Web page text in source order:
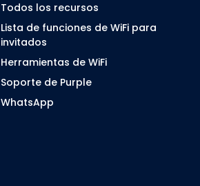
Todos los recursos
Lista de funciones de WiFi para
invitados
Herramientas de WiFi
Soporte de Purple
WhatsApp